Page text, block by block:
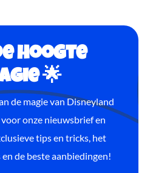
hoogte
🌟
de magie van Disneyland
onze nieuwsbrief en
tips en tricks, het
de beste aanbiedingen!